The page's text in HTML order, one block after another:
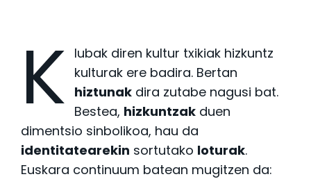
K lubak diren kultur txikiak hizkuntz
kulturak ere badira. Bertan
hiztunak dira zutabe nagusi bat.
Bestea, hizkuntzak duen
dimentsio sinbolikoa, hau da
identitatearekin sortutako loturak.
Euskara continuum batean mugitzen da: